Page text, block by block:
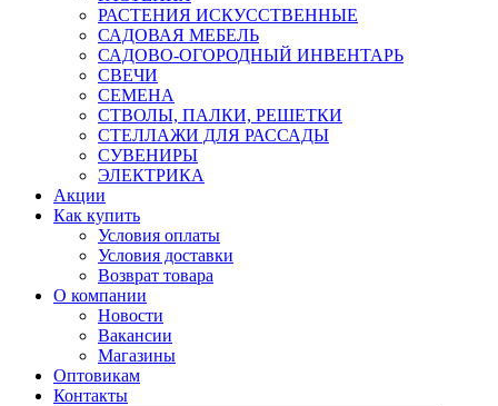
РАСТЕНИЯ ИСКУССТВЕННЫЕ
САДОВАЯ МЕБЕЛЬ
САДОВО-ОГОРОДНЫЙ ИНВЕНТАРЬ
СВЕЧИ
СЕМЕНА
СТВОЛЫ, ПАЛКИ, РЕШЕТКИ
СТЕЛЛАЖИ ДЛЯ РАССАДЫ
СУВЕНИРЫ
ЭЛЕКТРИКА
Акции
Как купить
Условия оплаты
Условия доставки
Возврат товара
О компании
Новости
Вакансии
Магазины
Оптовикам
Контакты